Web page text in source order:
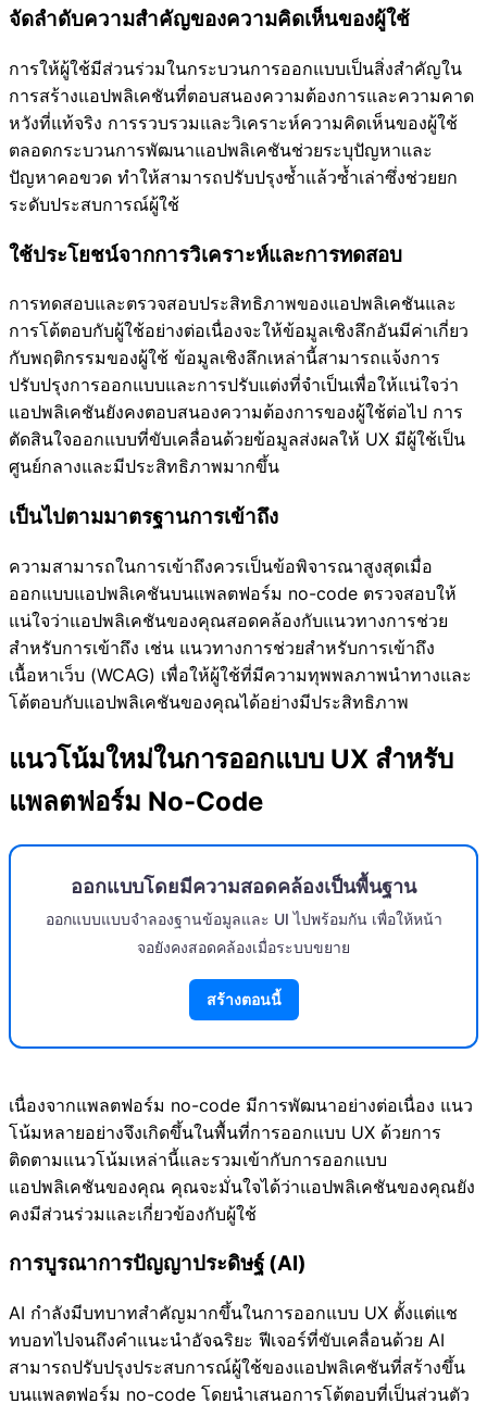
จัดลำดับความสำคัญของความคิดเห็นของผู้ใช้
การให้ผู้ใช้มีส่วนร่วมในกระบวนการออกแบบเป็นสิ่งสำคัญใน
การสร้างแอปพลิเคชันที่ตอบสนองความต้องการและความคาด
หวังที่แท้จริง การรวบรวมและวิเคราะห์ความคิดเห็นของผู้ใช้
ตลอดกระบวนการพัฒนาแอปพลิเคชันช่วยระบุปัญหาและ
ปัญหาคอขวด ทำให้สามารถปรับปรุงซ้ำแล้วซ้ำเล่าซึ่งช่วยยก
ระดับประสบการณ์ผู้ใช้
ใช้ประโยชน์จากการวิเคราะห์และการทดสอบ
การทดสอบและตรวจสอบประสิทธิภาพของแอปพลิเคชันและ
การโต้ตอบกับผู้ใช้อย่างต่อเนื่องจะให้ข้อมูลเชิงลึกอันมีค่าเกี่ยว
กับพฤติกรรมของผู้ใช้ ข้อมูลเชิงลึกเหล่านี้สามารถแจ้งการ
ปรับปรุงการออกแบบและการปรับแต่งที่จำเป็นเพื่อให้แน่ใจว่า
แอปพลิเคชันยังคงตอบสนองความต้องการของผู้ใช้ต่อไป การ
ตัดสินใจออกแบบที่ขับเคลื่อนด้วยข้อมูลส่งผลให้ UX มีผู้ใช้เป็น
ศูนย์กลางและมีประสิทธิภาพมากขึ้น
เป็นไปตามมาตรฐานการเข้าถึง
ความสามารถในการเข้าถึงควรเป็นข้อพิจารณาสูงสุดเมื่อ
ออกแบบแอปพลิเคชันบนแพลตฟอร์ม no-code ตรวจสอบให้
แน่ใจว่าแอปพลิเคชันของคุณสอดคล้องกับแนวทางการช่วย
สำหรับการเข้าถึง เช่น แนวทางการช่วยสำหรับการเข้าถึง
เนื้อหาเว็บ (WCAG) เพื่อให้ผู้ใช้ที่มีความทุพพลภาพนำทางและ
โต้ตอบกับแอปพลิเคชันของคุณได้อย่างมีประสิทธิภาพ
แนวโน้มใหม่ในการออกแบบ UX สำหรับ
แพลตฟอร์ม No-Code
ออกแบบโดยมีความสอดคล้องเป็นพื้นฐาน
ออกแบบแบบจำลองฐานข้อมูลและ UI ไปพร้อมกัน เพื่อให้หน้า
จอยังคงสอดคล้องเมื่อระบบขยาย
สร้างตอนนี้
เนื่องจากแพลตฟอร์ม no-code มีการพัฒนาอย่างต่อเนื่อง แนว
โน้มหลายอย่างจึงเกิดขึ้นในพื้นที่การออกแบบ UX ด้วยการ
ติดตามแนวโน้มเหล่านี้และรวมเข้ากับการออกแบบ
แอปพลิเคชันของคุณ คุณจะมั่นใจได้ว่าแอปพลิเคชันของคุณยัง
คงมีส่วนร่วมและเกี่ยวข้องกับผู้ใช้
การบูรณาการปัญญาประดิษฐ์ (AI)
AI กำลังมีบทบาทสำคัญมากขึ้นในการออกแบบ UX ตั้งแต่แช
ทบอทไปจนถึงคำแนะนำอัจฉริยะ ฟีเจอร์ที่ขับเคลื่อนด้วย AI
สามารถปรับปรุงประสบการณ์ผู้ใช้ของแอปพลิเคชันที่สร้างขึ้น
บนแพลตฟอร์ม no-code โดยนำเสนอการโต้ตอบที่เป็นส่วนตัว